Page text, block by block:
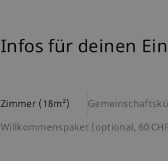
Infos für deinen
Zimmer (18m²)
Willkommenspaket (optional, 60